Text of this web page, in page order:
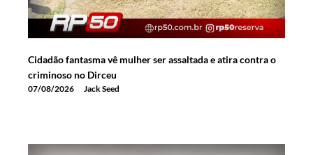
Cidadão fantasma vê mulher ser assaltada e atira contra o
criminoso no Dirceu
07/08/2026 Jack Seed